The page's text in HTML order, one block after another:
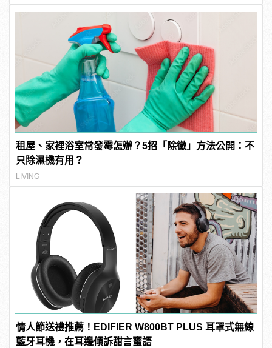
租屋、家裡浴室常發霉怎辦？5招「除黴」方法公開：不
只除濕機有用？
LIVING
情人節送禮推薦！EDIFIER W800BT PLUS 耳罩式無線
藍牙耳機，在耳邊傾訴甜言蜜語